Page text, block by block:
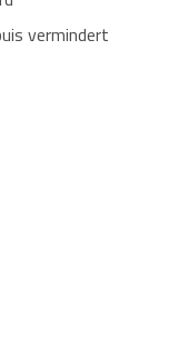
vermindert